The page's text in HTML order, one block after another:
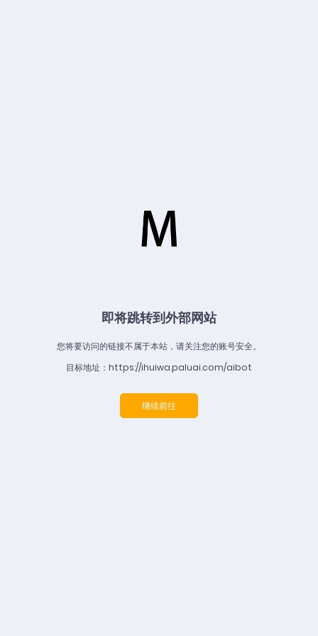
即将跳转到外部网站
您将要访问的链接不属于本站，请关注您的账号安全。
目标地址：https://ihuiwa.paluai.com/aibot
继续前往